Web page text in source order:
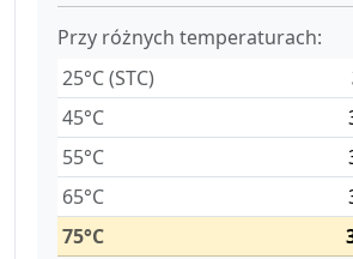
Przy różnych temperaturach:
25°C (STC)
45°C
55°C
65°C
75°C